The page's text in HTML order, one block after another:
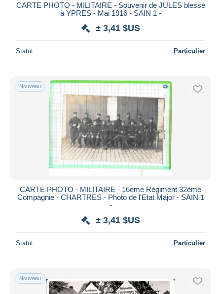
CARTE PHOTO - MILITAIRE - Souvenir de JULES blessé
à YPRES - Mai 1916 - SAIN 1 -
± 3,41 $US
Statut Particulier
Nouveau
CARTE PHOTO - MILITAIRE - 16ème Régiment 32ème
Compagnie - CHARTRES - Photo de l'Etat Major - SAIN 1
-
± 3,41 $US
Statut Particulier
Nouveau